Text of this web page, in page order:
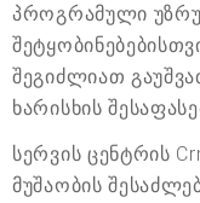
პროგრამული
შეგიძლიათ
ხარისხის
სერვის ცენტრის
მუშაობის